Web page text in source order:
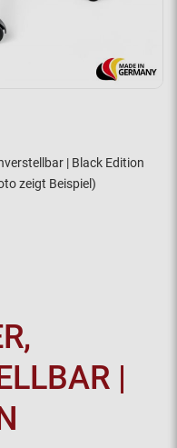
| Black Edition
zeigt Beispiel)
|